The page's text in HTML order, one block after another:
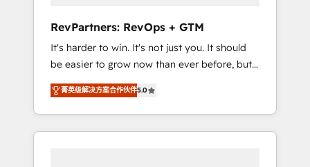
from any legacy CRM. Zero downtime, full
data integrity. ➤ Implementation: Configure
HubSpot to run your revenue process. Sales,
marketing, and service wired together. ➤ AI
and Integrations: Layer Breeze AI, custom
agents, and APIs to remove manual work. ➤
Ongoing Management: Monthly tune-ups,
RevPartners: RevOps + GTM
It's harder to win. It's not just you. It should
be easier to grow now than ever before, but
it's not. So our focus is serving you, the
person responsible for the revenue number.
We do that by bridging the gap where
agencies fail: combining GTM strategy with
菁英级解决方案合作伙伴5.0